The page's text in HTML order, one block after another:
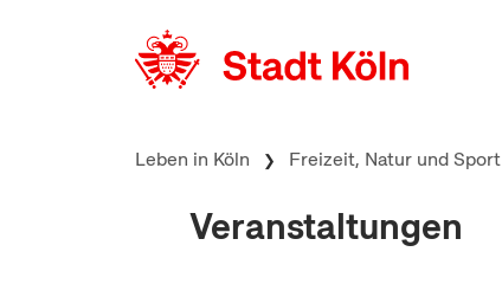
Leben in Köln Freizeit, Natur und Sport
Veranstaltungen